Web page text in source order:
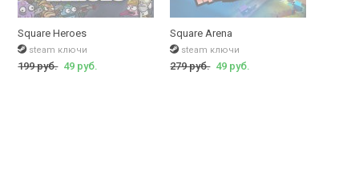
Square Heroes
steam ключи
199 руб. 49 руб.
Square Arena
steam ключи
279 руб. 49 руб.